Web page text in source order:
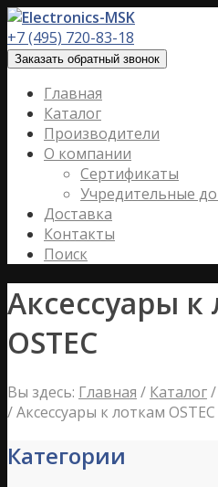
+7 (495) 720-83-18
Заказать обратный звонок
Главная
Каталог
Производители
О компании
Сертификаты
Учредительные
Доставка
Контакты
Поиск
Аксессуары к
OSTEC
Вы здесь: Главная / Каталог/
/Аксессуары к лоткам OSTEC
Категории